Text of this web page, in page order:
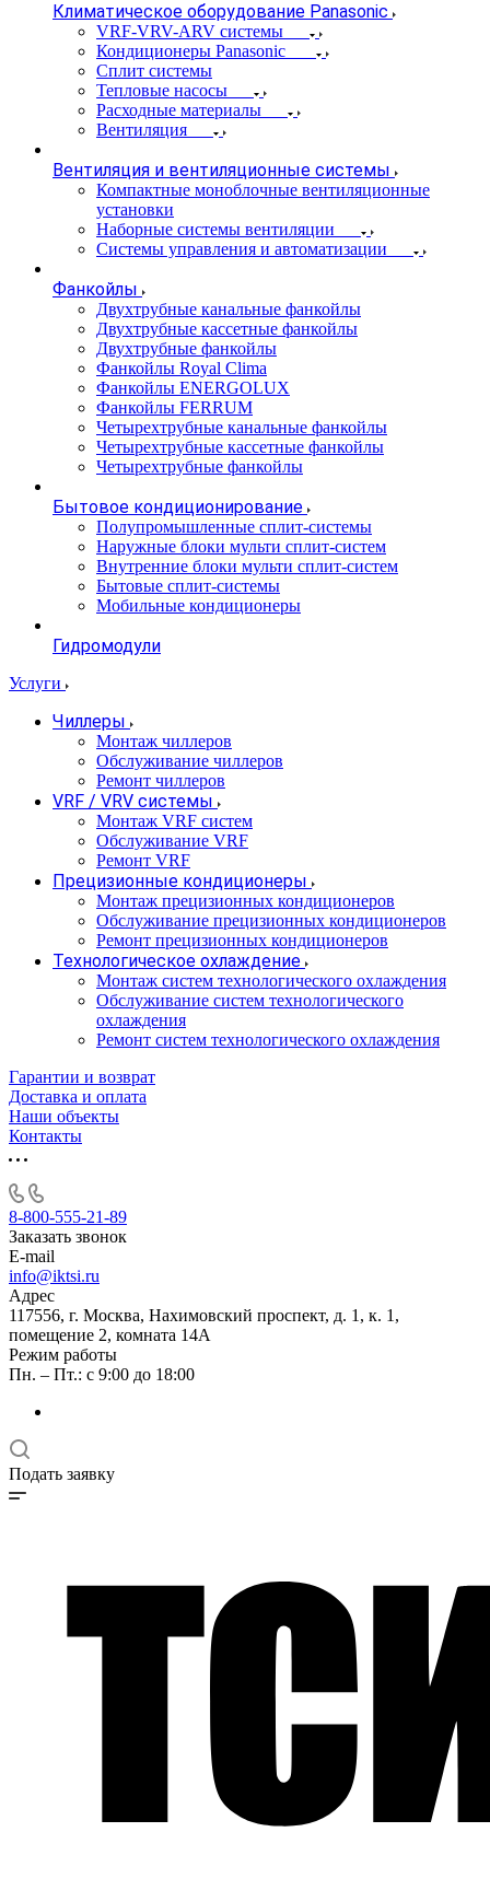
Климатическое оборудование Panasonic
VRF-VRV-ARV системы
Кондиционеры Panasonic
Сплит системы
Тепловые насосы
Расходные материалы
Вентиляция
Вентиляция и вентиляционные системы
Компактные моноблочные вентиляционные
установки
Наборные системы вентиляции
Системы управления и автоматизации
Фанкойлы
Двухтрубные канальные фанкойлы
Двухтрубные кассетные фанкойлы
Двухтрубные фанкойлы
Фанкойлы Royal Clima
Фанкойлы ENERGOLUX
Фанкойлы FERRUM
Четырехтрубные канальные фанкойлы
Четырехтрубные кассетные фанкойлы
Четырехтрубные фанкойлы
Бытовое кондиционирование
Полупромышленные сплит-системы
Наружные блоки мульти сплит-систем
Внутренние блоки мульти сплит-систем
Бытовые сплит-системы
Мобильные кондиционеры
Гидромодули
Услуги
Чиллеры
Монтаж чиллеров
Обслуживание чиллеров
Ремонт чиллеров
VRF / VRV системы
Монтаж VRF систем
Обслуживание VRF
Ремонт VRF
Прецизионные кондиционеры
Монтаж прецизионных кондиционеров
Обслуживание прецизионных кондиционеров
Ремонт прецизионных кондиционеров
Технологическое охлаждение
Монтаж систем технологического охлаждения
Обслуживание систем технологического
охлаждения
Ремонт систем технологического охлаждения
Гарантии и возврат
Доставка и оплата
Наши объекты
Контакты
8-800-555-21-89
Заказать звонок
E-mail
info@iktsi.ru
Адрес
117556, г. Москва, Нахимовский проспект, д. 1, к. 1,
помещение 2, комната 14А
Режим работы
Пн. – Пт.: с 9:00 до 18:00
Подать заявку